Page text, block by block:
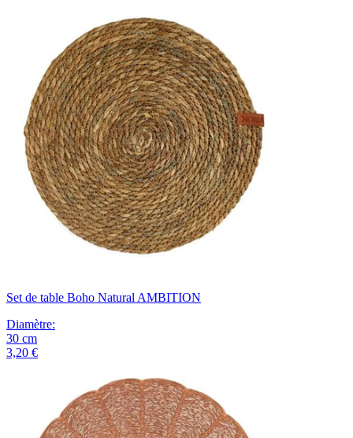
Set de table Boho Natural AMBITION
Diamètre:
30 cm
3,20 €